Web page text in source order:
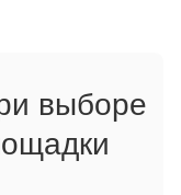
выборе